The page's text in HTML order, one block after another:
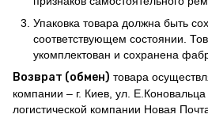
Упаковка товара должна быть
соответствующем состоянии.
укомплектован и сохранена
Возврат (обмен) товара
компании – г. Киев, ул.
логистической компании Новая